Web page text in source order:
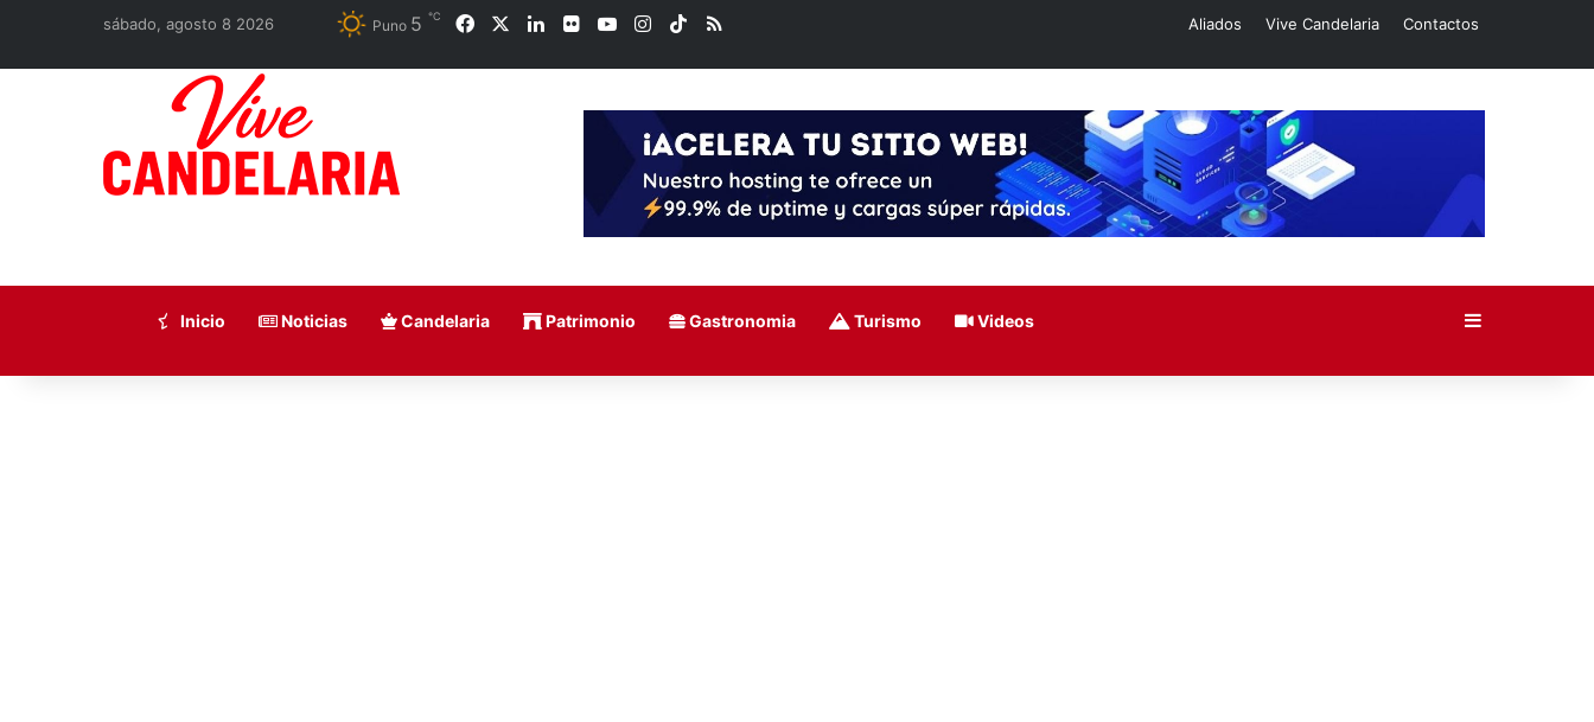
sábado, agosto 8 2026 Puno 5 ℃ Facebook LinkedIn
Flickr YouTubeInstagram
TikTokRSS Aliados Vive Candelaria Contactos
Inicio Noticias Candelaria Patrimonio Gastronomia Turismo Videos